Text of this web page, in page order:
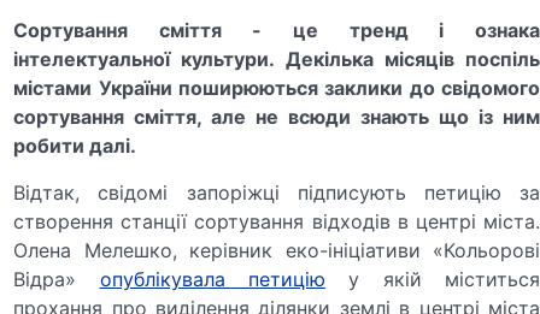
Сортування сміття - це тренд і ознака
інтелектуальної культури. Декілька місяців поспіль
містами України поширюються заклики до свідомого
сортування сміття, але не всюди знають що із ним
робити далі.
Відтак, свідомі запоріжці підписують петицію за
створення станції сортування відходів в центрі міста.
Олена Мелешко, керівник еко-ініціативи «Кольорові
Відра» опублікувала петицію у якій міститься
прохання про виділення ділянки землі в центрі міста